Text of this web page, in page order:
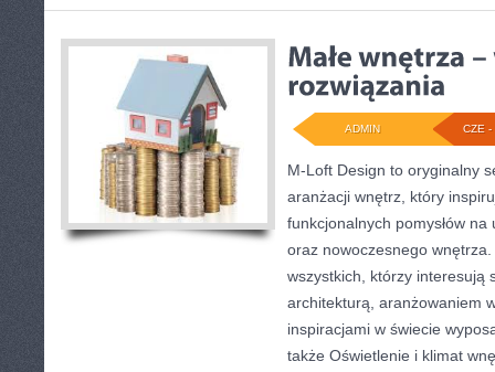
CZE -
ADMIN
M-Loft Design to oryginalny
aranżacji wnętrz, który
funkcjonalnych pomysłów
oraz nowoczesnego
wszystkich, którzy interesują
architekturą, aranżowaniem
inspiracjami w świecie
także Oświetlenie i klimat